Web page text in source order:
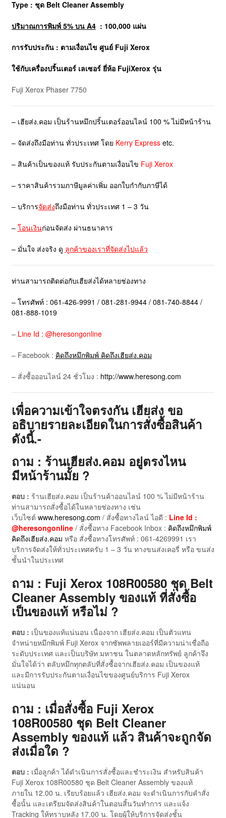
Type : ชุด Belt Cleaner Assembly
ปริมาณการพิมพ์ 5% บน A4: 100,000 แผ่น
การรับประกัน : ตามเงื่อนไข ศูนย์ Fuji Xerox
ใช้กับเครื่องปริ้นเตอร์ เลเซอร์ ยี่ห้อ FujiXeroxรุ่น
Fuji Xerox Phaser 7750
– เฮียส่ง.คอม เป็นร้านหมึกปริ้นเตอร์ออนไลน์ 100 % ไม่มีหน้าร้าน
– จัดส่งถึงมือท่าน ทั่วประเทศ โดย Kerry Expressetc.
– สินค้าเป็นของแท้ รับประกันตามเงื่อนไข Fuji Xerox
– ราคาสินค้ารวมภาษีมูลค่าเพิ่ม ออกใบกำกับภาษีได้
– บริการจัดส่งถึงมือท่าน ทั่วประเทศ 1 – 3 วัน
– โอนเงินก่อนจัดส่ง ผ่านธนาคาร
– มั่นใจ ส่งจริง ดู ลูกค้าของเราที่จัดส่งไปแล้ว
ท่านสามารถติดต่อกับเฮียส่งได้หลายช่องทาง
– โทรศัพท์ : 061-426-9991 / 081-281-9944 / 081-740-8844 /
081-888-1019
– Line Id : @heresongonline
– Facebook : คิดถึงหมึกพิมพ์ คิดถึงเฮียส่ง.คอม
– สั่งซื้อออนไลน์ 24 ชั่วโมง : http://www.heresong.com
เพื่อความเข้าใจตรงกัน เฮียส่ง ขอ
อธิบายรายละเอียดในการสั่งซื้อสินค้า
ดังนี้.-
ถาม : ร้านเฮียส่ง.คอม อยู่ตรงไหน
มีหน้าร้านมั้ย ?
ตอบ : ร้านเฮียส่ง.คอม เป็นร้านค้าออนไลน์ 100 % ไม่มีหน้าร้าน
ท่านสามารถสั่งซื้อได้ในหลายช่องทาง เช่น
เว็บไซต์ www.heresong.com / สั่งซื้อทางไลน์ ไอดี : Line Id :
@heresongonline / สั่งซื้อทาง Facebook Inbox : คิดถึงหมึกพิมพ์
คิดถึงเฮียส่ง.คอม หรือ สั่งซื้อทางโทรศัพท์ : 061-4269991 เรา
บริการจัดส่งให้ทั่วประเทศครับ 1 – 3 วัน ทางขนส่งเคอรี่ หรือ ขนส่ง
ชั้นนำในประเทศ
ถาม : Fuji Xerox 108R00580 ชุด Belt
Cleaner Assembly ของแท้ ที่สั่งซื้อ
เป็นของแท้ หรือไม่ ?
ตอบ : เป็นของแท้แน่นอน เนื่องจาก เฮียส่ง.คอม เป็นตัวแทน
จำหน่ายหมึกพิมพ์ Fuji Xerox จากซัพพลายเออร์ที่มีความน่าเชื่อถือ
ระดับประเทศ และเป็นบริษัท มหาชน ในตลาดหลักทรัพย์ ลูกค้าจึง
มั่นใจได้ว่า ตลับหมึกทุกตลับที่สั่งซื้อจากเฮียส่ง.คอม เป็นของแท้
และมีการรับประกันตามเงื่อนไขของศูนย์บริการ Fuji Xerox
แน่นอน
ถาม : เมื่อสั่งซื้อ Fuji Xerox
108R00580 ชุด Belt Cleaner
Assembly ของแท้ แล้ว สินค้าจะถูกจัด
ส่งเมื่อใด ?
ตอบ : เมื่อลูกค้า ได้ดำเนินการสั่งซื้อและชำระเงิน สำหรับสินค้า
Fuji Xerox 108R00580 ชุด Belt Cleaner Assembly ของแท้
ภายใน 12.00 น. เรียบร้อยแล้ว เฮียส่ง.คอม จะดำเนินการกับคำสั่ง
ซื้อนั้น และเตรียมจัดส่งสินค้าในตอนสิ้นวันทำการ และแจ้ง
Tracking ให้ทราบหลัง 17.00 น. โดยผู้ให้บริการจัดส่งชั้น